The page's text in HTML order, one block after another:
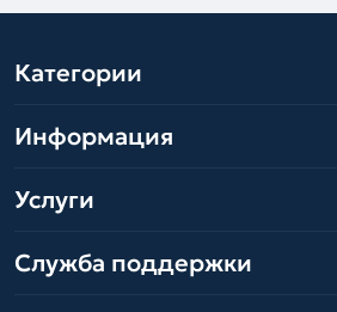
Категории
Информация
Услуги
Служба поддержки